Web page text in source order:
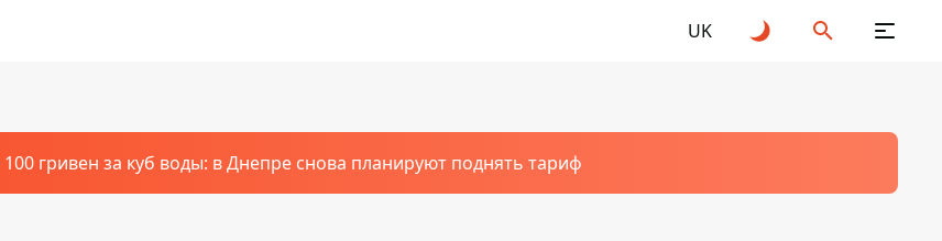
UK
100 гривен за куб воды: в Днепре снова планируют поднять тариф